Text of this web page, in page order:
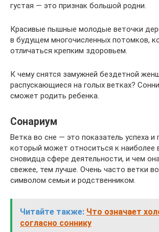
густая — это признак большой родни.
Красивые пышные молодые веточки
в будущем многочисленных потомков,
отличаться крепким здоровьем.
К чему снятся замужней бездетной
распускающиеся на голых ветках?
сможет родить ребенка.
Сонариум
Ветка во сне — это показатель успеха и
который может относиться к наиболее
сновидца сфере деятельности, и чем
свежее, тем лучше. Очень часто ветки
символом семьи и родственником.
Читайте также: Что означает
согласно соннику